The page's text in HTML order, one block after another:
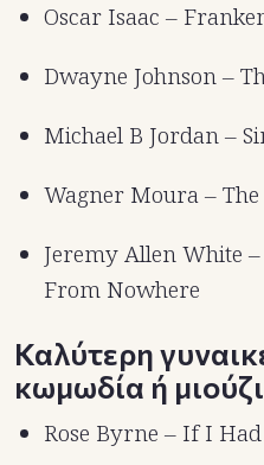
Oscar Isaac –
Dwayne Johnson –
Michael B Jordan –
Wagner Moura – The
Jeremy Allen White
From Nowhere
Καλύτερη
κωμωδία ή
Rose Byrne – If I